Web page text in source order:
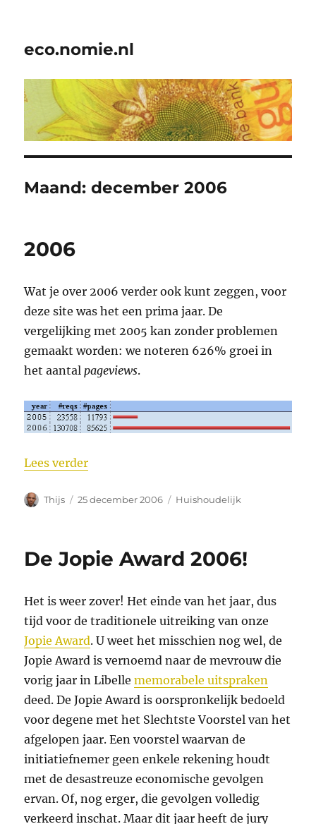
eco.nomie.nl
Maand:december 2006
2006
Wat je over 2006 verder ook kunt zeggen, voor
deze site was het een prima jaar. De
vergelijking met 2005 kan zonder problemen
gemaakt worden: we noteren 626% groei in
het aantalpageviews.
Lees verder“2006”
Auteur
Thijs
Geplaatst
25 december 2006 Categorieën
Huishoudelijk
De Jopie Award 2006!
Het is weer zover! Het einde van het jaar, dus
tijd voor de traditionele uitreiking van onze
Jopie Award. U weet het misschien nog wel, de
Jopie Award is vernoemd naar de mevrouw die
vorig jaar in Libellememorabele uitspraken
deed. De Jopie Award is oorspronkelijk bedoeld
voor degene met het Slechtste Voorstel van het
afgelopen jaar. Een voorstel waarvan de
initiatiefnemer geen enkele rekening houdt
met de desastreuze economische gevolgen
ervan. Of, nog erger, die gevolgen volledig
verkeerd inschat. Maar dit jaar heeft de jury